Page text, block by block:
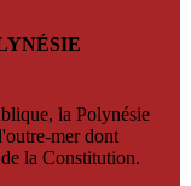
la Polynésie
mer dont
la Constitution.